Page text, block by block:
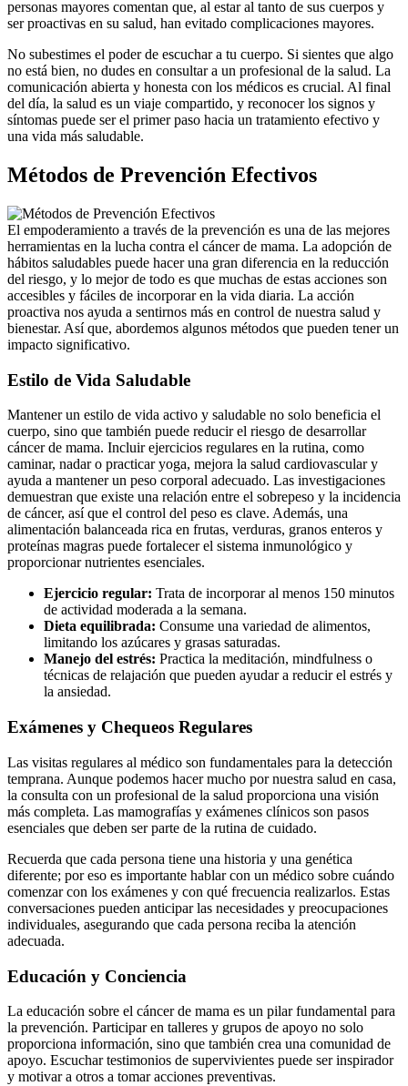
personas mayores comentan que, al estar al tanto de sus cuerpos y
ser proactivas en su salud, han evitado complicaciones mayores.
No subestimes el poder de escuchar a tu cuerpo. Si sientes que algo
no está bien, no dudes en consultar a un profesional de la salud. La
comunicación abierta y honesta con los médicos es crucial. Al final
del día, la salud es un viaje compartido, y reconocer los signos y
síntomas puede ser el primer paso hacia un tratamiento efectivo y
una vida más saludable.
Métodos de Prevención Efectivos
El empoderamiento a través de la prevención es una de las mejores
herramientas en la lucha contra el cáncer de mama. La adopción de
hábitos saludables puede hacer una gran diferencia en la reducción
del riesgo, y lo mejor de todo es que muchas de estas acciones son
accesibles y fáciles de incorporar en la vida diaria. La acción
proactiva nos ayuda a sentirnos más en control de nuestra salud y
bienestar. Así que, abordemos algunos métodos que pueden tener un
impacto significativo.
Estilo de Vida Saludable
Mantener un estilo de vida activo y saludable no solo beneficia el
cuerpo, sino que también puede reducir el riesgo de desarrollar
cáncer de mama. Incluir ejercicios regulares en la rutina, como
caminar, nadar o practicar yoga, mejora la salud cardiovascular y
ayuda a mantener un peso corporal adecuado. Las investigaciones
demuestran que existe una relación entre el sobrepeso y la incidencia
de cáncer, así que el control del peso es clave. Además, una
alimentación balanceada rica en frutas, verduras, granos enteros y
proteínas magras puede fortalecer el sistema inmunológico y
proporcionar nutrientes esenciales.
Ejercicio regular: Trata de incorporar al menos 150 minutos
de actividad moderada a la semana.
Dieta equilibrada: Consume una variedad de alimentos,
limitando los azúcares y grasas saturadas.
Manejo del estrés: Practica la meditación, mindfulness o
técnicas de relajación que pueden ayudar a reducir el estrés y
la ansiedad.
Exámenes y Chequeos Regulares
Las visitas regulares al médico son fundamentales para la detección
temprana. Aunque podemos hacer mucho por nuestra salud en casa,
la consulta con un profesional de la salud proporciona una visión
más completa. Las mamografías y exámenes clínicos son pasos
esenciales que deben ser parte de la rutina de cuidado.
Recuerda que cada persona tiene una historia y una genética
diferente; por eso es importante hablar con un médico sobre cuándo
comenzar con los exámenes y con qué frecuencia realizarlos. Estas
conversaciones pueden anticipar las necesidades y preocupaciones
individuales, asegurando que cada persona reciba la atención
adecuada.
Educación y Conciencia
La educación sobre el cáncer de mama es un pilar fundamental para
la prevención. Participar en talleres y grupos de apoyo no solo
proporciona información, sino que también crea una comunidad de
apoyo. Escuchar testimonios de supervivientes puede ser inspirador
y motivar a otros a tomar acciones preventivas.